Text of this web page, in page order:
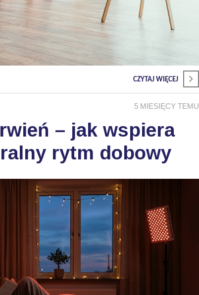
CZYTAJ WIĘCEJ
5 MIESIĘCY TEMU
– jak wspiera
rytm dobowy